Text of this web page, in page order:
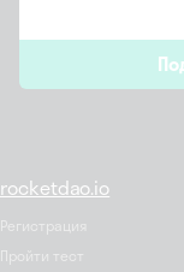
rocketdao.io
Регистрация
Пройти тест